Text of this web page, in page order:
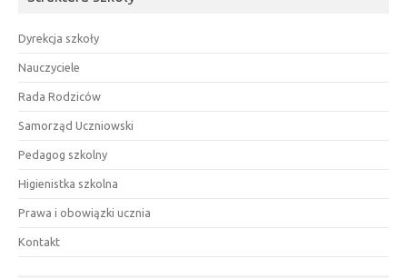
Dyrekcja szkoły
Nauczyciele
Rada Rodziców
Samorząd Uczniowski
Pedagog szkolny
Higienistka szkolna
Prawa i obowiązki ucznia
Kontakt